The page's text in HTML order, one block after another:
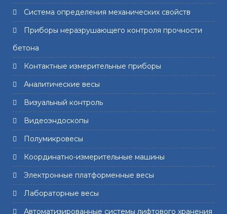
Система определения механических свойств
Приборы неразрушающего контроля прочности
бетона
Контактные измерительные приборы
Аналитические весы
Визуальный контроль
Видеоэндоскопы
Полумикровесы
Координатно-измерительные машины
Электронные платформенные весы
Лабораторные весы
Автоматизированные системы лифтового хранения